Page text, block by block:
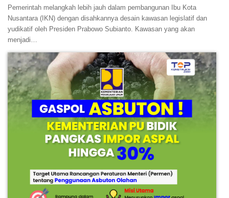
Pemerintah melangkah lebih jauh dalam pembangunan Ibu Kota
Nusantara (IKN) dengan disahkannya desain kawasan legislatif dan
yudikatif oleh Presiden Prabowo Subianto. Kawasan yang akan
menjadi…